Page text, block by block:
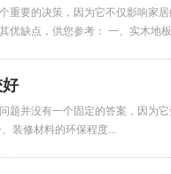
重要的决策，因为它不仅影响家
优缺点，供您参考： 一、实木地
题并没有一个固定的答案，因为
装修材料的环保程度...